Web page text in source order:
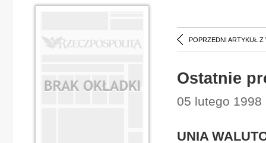
POPRZEDNI ARTYKUŁ Z
Ostatnie
05 lutego 1998
UNIA